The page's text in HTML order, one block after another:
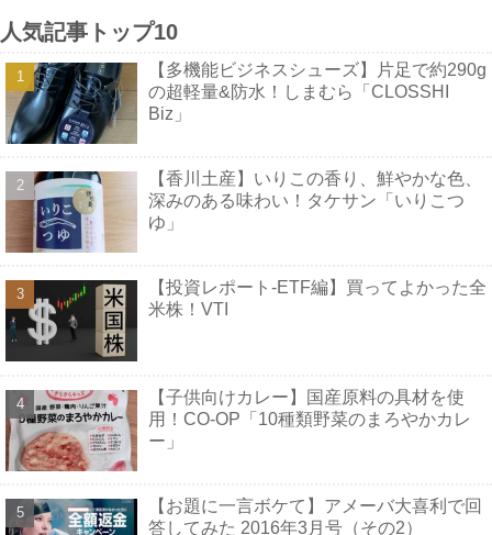
人気記事トップ10
【多機能ビジネスシューズ】片足で約290g
の超軽量&防水！しまむら「CLOSSHI
Biz」
【香川土産】いりこの香り、鮮やかな色、
深みのある味わい！タケサン「いりこつ
ゆ」
【投資レポート-ETF編】買ってよかった全
米株！VTI
【子供向けカレー】国産原料の具材を使
用！CO-OP「10種類野菜のまろやかカレ
ー」
【お題に一言ボケて】アメーバ大喜利で回
答してみた 2016年3月号（その2）